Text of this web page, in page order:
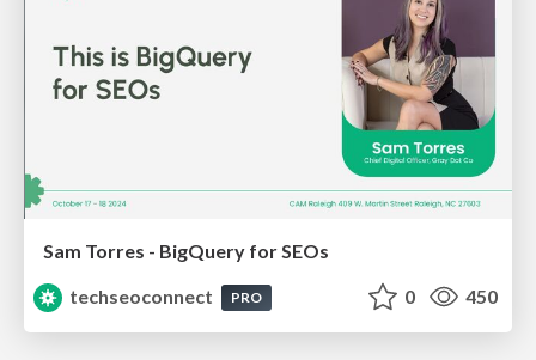
Sam Torres - BigQuery for SEOs
techseoconnect
PRO 0 450